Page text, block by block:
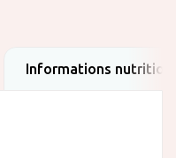
Informations